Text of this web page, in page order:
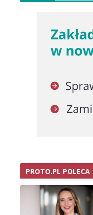
PROTO.PL POLECA